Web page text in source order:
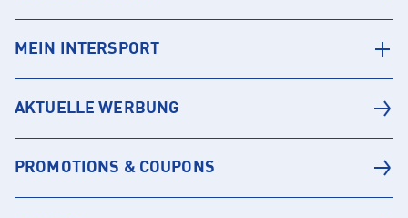
MEIN INTERSPORT
AKTUELLE WERBUNG
PROMOTIONS & COUPONS